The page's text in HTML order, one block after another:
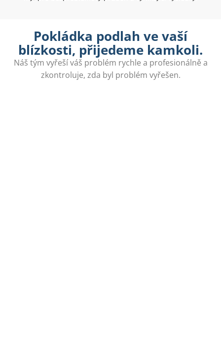
Pokládka podlah ve vaší
blízkosti, přijedeme kamkoli.
Náš tým vyřeší váš problém rychle a profesionálně a
zkontroluje, zda byl problém vyřešen.